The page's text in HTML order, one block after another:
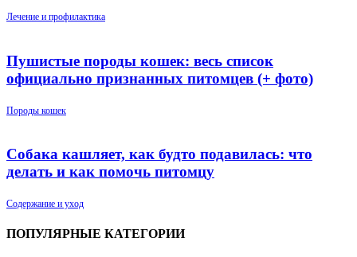
Лечение и профилактика
Пушистые породы кошек: весь список
официально признанных питомцев (+ фото)
Породы кошек
Собака кашляет, как будто подавилась: что
делать и как помочь питомцу
Содержание и уход
ПОПУЛЯРНЫЕ КАТЕГОРИИ